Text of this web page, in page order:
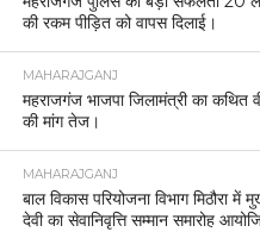
की रकम पीड़ित को वापस दिलाई।
MAHARAJGANJ
महराजगंज भाजपा जिलामंत्री का कथित
की मांग तेज।
MAHARAJGANJ
बाल विकास परियोजना विभाग मिठौरा में
देवी का सेवानिवृत्ति सम्मान समारोह